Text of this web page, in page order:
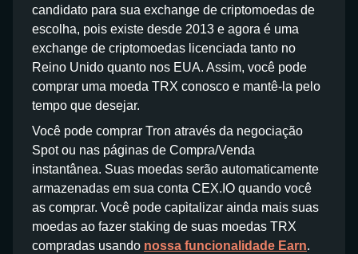
candidato para sua exchange de criptomoedas de
escolha, pois existe desde 2013 e agora é uma
exchange de criptomoedas licenciada tanto no
Reino Unido quanto nos EUA. Assim, você pode
comprar uma moeda TRX conosco e mantê-la pelo
tempo que desejar.
Você pode comprar Tron através da negociação
Spot ou nas páginas de Compra/Venda
instantânea. Suas moedas serão automaticamente
armazenadas em sua conta CEX.IO quando você
as comprar. Você pode capitalizar ainda mais suas
moedas ao fazer staking de suas moedas TRX
compradas usando nossa funcionalidade Earn.